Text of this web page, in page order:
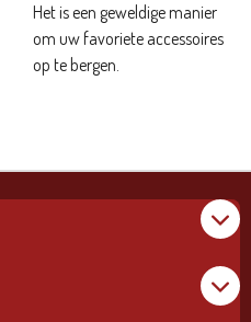
Het is een geweldige manier
om uw favoriete accessoires
op te bergen.